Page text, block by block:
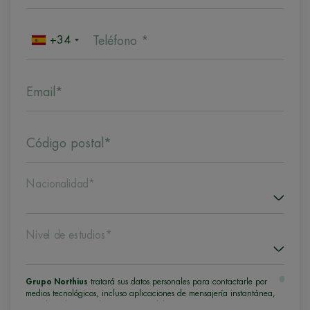
+34 Teléfono *
Email*
Código postal*
Nacionalidad*
Nivel de estudios*
Grupo Northius tratará sus datos personales para contactarle por
medios tecnológicos, incluso aplicaciones de mensajería instantánea,